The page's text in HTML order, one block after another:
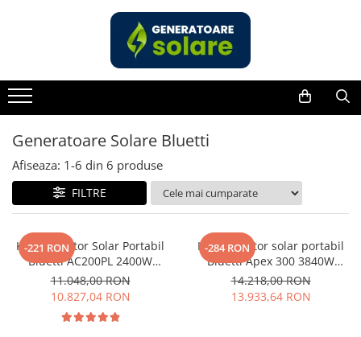
Acasa
Statii de Alimentare Portabile
Intre 1000-2000W
Intre 2000-3000W
Peste 3000W
Cauta dupa marca
Bluetti
EcoFlow
Generatoare Solare Bluetti
Afiseaza: 1-6 din 6 produse
FILTRE
-221 RON
Kit Generator Solar Portabil
Bluetti AC200PL 2400W
2304Wh cu panou 350W
11.048,00 RON
10.827,04 RON
-284 RON
Kit generator solar portabil
Bluetti Apex 300 3840W
2765Wh + panou 350W
14.218,00 RON
13.933,64 RON